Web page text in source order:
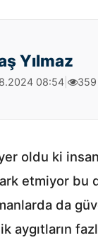
Yılmaz
08:54 359
oldu ki
etmiyor bu
da
aygıtların